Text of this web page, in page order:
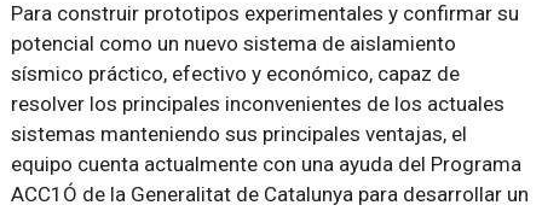
Para construir prototipos experimentales y confirmar su
potencial como un nuevo sistema de aislamiento
sísmico práctico, efectivo y económico, capaz de
resolver los principales inconvenientes de los actuales
sistemas manteniendo sus principales ventajas, el
equipo cuenta actualmente con una ayuda del Programa
ACC1Ó de la Generalitat de Catalunya para desarrollar un